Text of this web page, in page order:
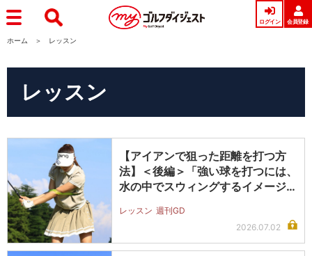
ログイン 会員登録
ホーム レッスン
レッスン
【アイアンで狙った距離を打つ方
法】＜後編＞「強い球を打つには、
水の中でスウィングするイメージが
レッスン 週刊GD
2026.07.02